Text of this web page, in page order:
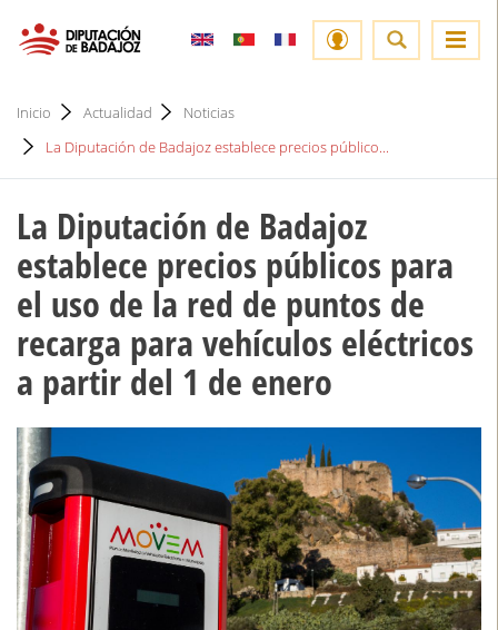
Inicio Actualidad
Noticias
La Diputación de Badajoz establece precios público...
La Diputación de Badajoz
establece precios públicos para
el uso de la red de puntos de
recarga para vehículos eléctricos
a partir del 1 de enero